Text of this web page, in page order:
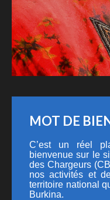
MOT DE
C’est un réel
bienvenue sur le
des Chargeurs
nos activités et
territoire national
Burkina.